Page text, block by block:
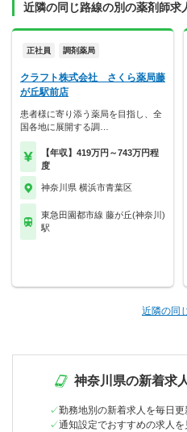
近隣の同じ路線の別の薬剤師求
正社員 調剤薬局
クラフト株式会社 さくら薬局藤
が丘駅前店
患者様に寄り添う薬局を目指し、全
国各地に展開する調…
【年収】419万円～743万円程
度
神奈川県 横浜市青葉区
東急田園都市線 藤が丘(神奈川)
駅
近隣の同
神奈川県の新着求
勤務地別の新着求人を毎日更
通知設定でおすすめの求人